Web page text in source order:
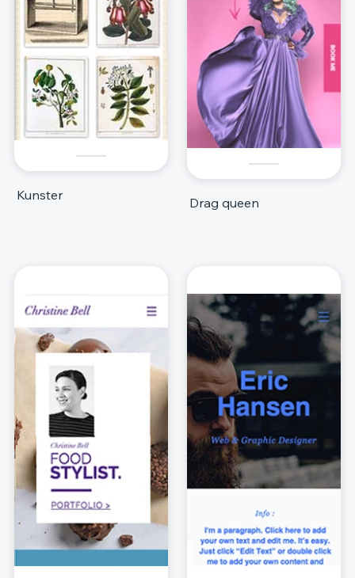
Kunster
Drag queen